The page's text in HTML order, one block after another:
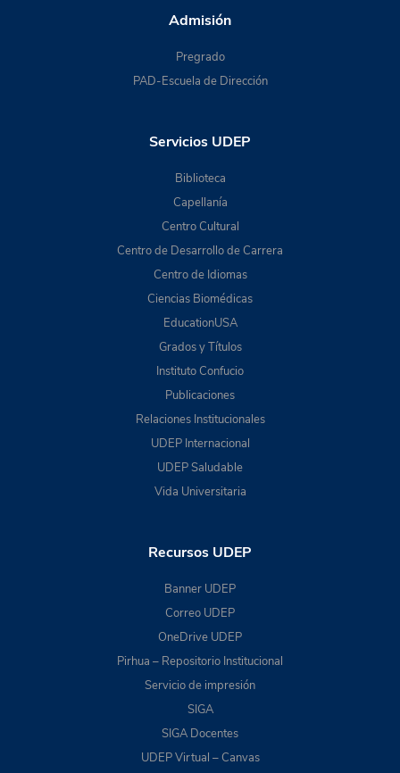
Admisión
Pregrado
PAD-Escuela de Dirección
Servicios UDEP
Biblioteca
Capellanía
Centro Cultural
Centro de Desarrollo de Carrera
Centro de Idiomas
Ciencias Biomédicas
EducationUSA
Grados y Títulos
Instituto Confucio
Publicaciones
Relaciones Institucionales
UDEP Internacional
UDEP Saludable
Vida Universitaria
Recursos UDEP
Banner UDEP
Correo UDEP
OneDrive UDEP
Pirhua – Repositorio Institucional
Servicio de impresión
SIGA
SIGA Docentes
UDEP Virtual – Canvas